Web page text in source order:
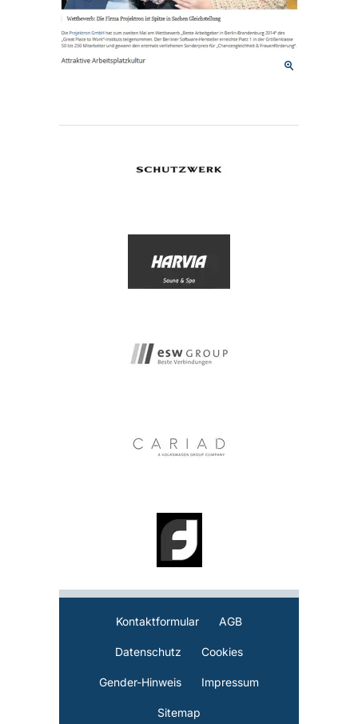
Kontaktformular AGB
Datenschutz Cookies
Gender-Hinweis Impressum
Sitemap